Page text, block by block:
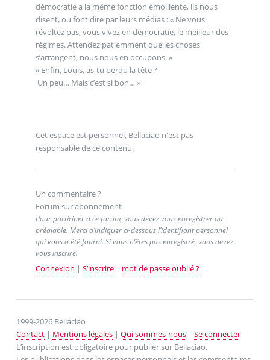
démocratie a la même fonction émolliente, ils nous
disent, ou font dire par leurs médias : « Ne vous
révoltez pas, vous vivez en démocratie, le meilleur des
régimes. Attendez patiemment que les choses
s’arrangent, nous nous en occupons. »
« Enfin, Louis, as-tu perdu la tête ?
Un peu… Mais c’est si bon… »
Cet espace est personnel, Bellaciao n'est pas
responsable de ce contenu.
Un commentaire ?
Forum sur abonnement
Pour participer à ce forum, vous devez vous enregistrer au
préalable. Merci d’indiquer ci-dessous l’identifiant personnel
qui vous a été fourni. Si vous n’êtes pas enregistré, vous devez
vous inscrire.
Connexion | S’inscrire| mot de passe oublié ?
1999-2026 Bellaciao
Contact| Mentions légales| Qui sommes-nous| Se connecter
L’inscription est obligatoire pour publier sur Bellaciao.